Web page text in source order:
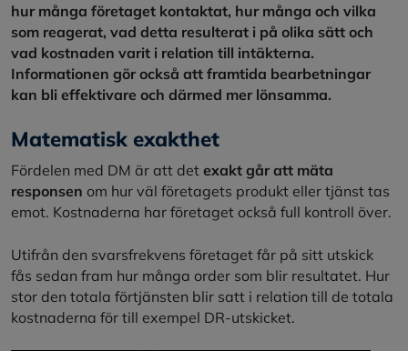
hur många företaget kontaktat, hur många och vilka
som reagerat, vad detta resulterat i på olika sätt och
vad kostnaden varit i relation till intäkterna.
Informationen gör också att framtida bearbetningar
kan bli effektivare och därmed mer lönsamma.
Matematisk exakthet
Fördelen med DM är att det exakt går att mäta
responsen om hur väl företagets produkt eller tjänst tas
emot. Kostnaderna har företaget också full kontroll över.
Utifrån den svarsfrekvens företaget får på sitt utskick
fås sedan fram hur många order som blir resultatet. Hur
stor den totala förtjänsten blir satt i relation till de totala
kostnaderna för till exempel DR-utskicket.